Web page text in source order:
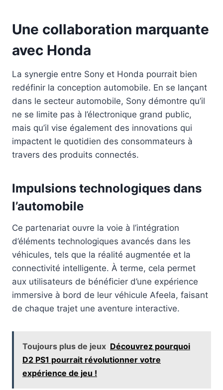
Une collaboration marquante
avec Honda
La synergie entre Sony et Honda pourrait bien
redéfinir la conception automobile. En se lançant
dans le secteur automobile, Sony démontre qu’il
ne se limite pas à l’électronique grand public,
mais qu’il vise également des innovations qui
impactent le quotidien des consommateurs à
travers des produits connectés.
Impulsions technologiques dans
l’automobile
Ce partenariat ouvre la voie à l’intégration
d’éléments technologiques avancés dans les
véhicules, tels que la réalité augmentée et la
connectivité intelligente. À terme, cela permet
aux utilisateurs de bénéficier d’une expérience
immersive à bord de leur véhicule Afeela, faisant
de chaque trajet une aventure interactive.
Toujours plus de jeux Découvrez pourquoi
D2 PS1 pourrait révolutionner votre
expérience de jeu !